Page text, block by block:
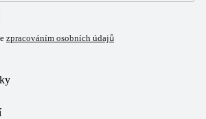
zpracováním osobních údajů